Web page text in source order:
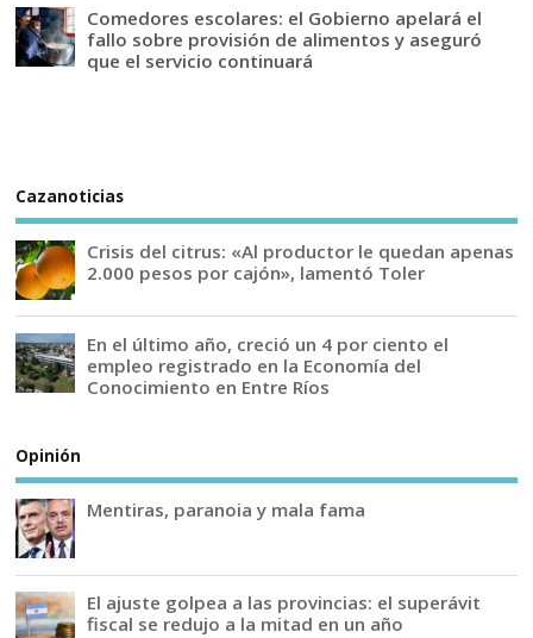
Comedores escolares: el Gobierno apelará el
fallo sobre provisión de alimentos y aseguró
que el servicio continuará
Cazanoticias
Crisis del citrus: «Al productor le quedan apenas
2.000 pesos por cajón», lamentó Toler
En el último año, creció un 4 por ciento el
empleo registrado en la Economía del
Conocimiento en Entre Ríos
Opinión
Mentiras, paranoia y mala fama
El ajuste golpea a las provincias: el superávit
fiscal se redujo a la mitad en un año